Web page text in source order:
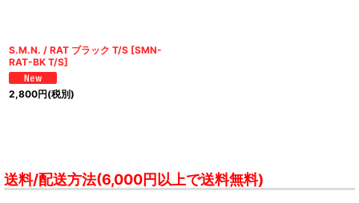
S.M.N. / RAT ブラック T/S [SMN-
RAT-BK T/S]
2,800円(税別)
送料/配送方法(6,000円以上で送料無料)